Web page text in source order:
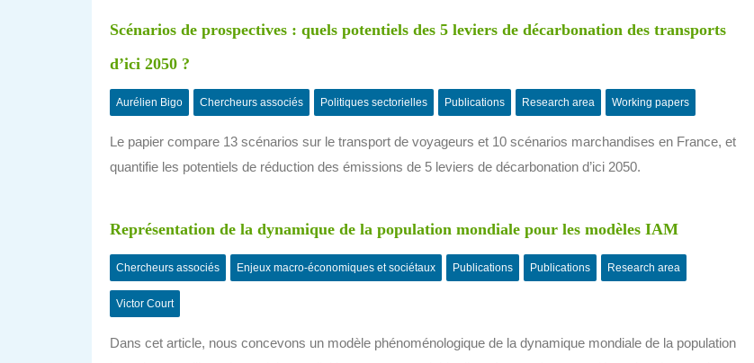
Scénarios de prospectives : quels potentiels des 5 leviers de décarbonation des transports
d’ici 2050 ?
Aurélien Bigo Chercheurs associés Politiques sectorielles Publications Research area Working papers
Le papier compare 13 scénarios sur le transport de voyageurs et 10 scénarios marchandises en France, et
quantifie les potentiels de réduction des émissions de 5 leviers de décarbonation d’ici 2050.
Représentation de la dynamique de la population mondiale pour les modèles IAM
Chercheurs associés Enjeux macro-économiques et sociétaux Publications Publications Research area
Victor Court
Dans cet article, nous concevons un modèle phénoménologique de la dynamique mondiale de la population